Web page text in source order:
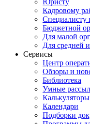
Юристу
Кадровому
Специалисту
Бюджетной
Для малой
Для средней
Сервисы
Центр
Обзоры и
Библиотека
Умные
Калькуляторы
Календари
Подборки